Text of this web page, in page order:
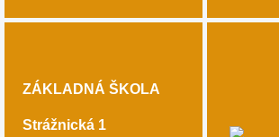
ZÁKLADNÁ ŠKOLA
Strážnická 1